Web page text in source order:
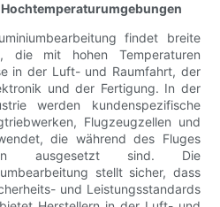
findet breite
die mit hohen Temperaturen
in der Luft- und Raumfahrt, der
und der Fertigung. In der
werden kundenspezifische
Flugzeugzellen und
die während des Fluges
ausgesetzt sind. Die
stellt sicher, dass
und Leistungsstandards